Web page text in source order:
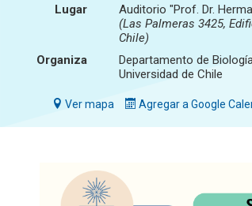
Lugar
Auditorio "Prof. Dr.
(Las Palmeras 3425,
Chile)
Organiza
Departamento de
Universidad de Chile
Ver mapa Agregar a Google